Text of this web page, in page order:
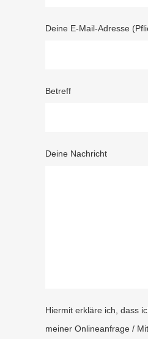
Deine E-Mail-Adresse
Betreff
Deine Nachricht
Hiermit erkläre ich, dass
meiner Onlineanfrage /